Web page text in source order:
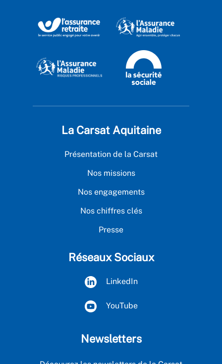
La Carsat Aquitaine
Présentation de la Carsat
Nos missions
Nos engagements
Nos chiffres clés
Presse
Réseaux Sociaux
LinkedIn
YouTube
Newsletters